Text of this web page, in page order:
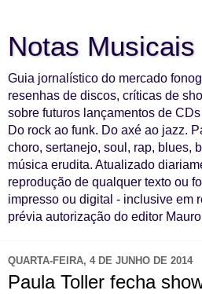
Notas Musicais
Guia jornalístico do mercado
resenhas de discos, críticas de
sobre futuros lançamentos de
Do rock ao funk. Do axé ao jazz.
choro, sertanejo, soul, rap, blues,
música erudita. Atualizado
reprodução de qualquer texto ou
impresso ou digital - inclusive em
prévia autorização do editor
QUARTA-FEIRA, 4 DE JUNHO DE 2014
Paula Toller fecha